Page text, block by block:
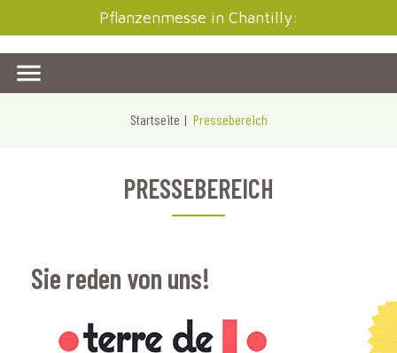
Pflanzenmesse in Chantilly:

Startseite Pressebereich
PRESSEBEREICH
Sie reden von uns!